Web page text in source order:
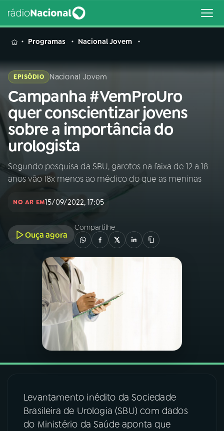
MENU
Buscar
na
Rádio
Nacional
Buscar
01INÍCIO
PROGRAMAÇÃO
PROGRAMAS
PODCASTS
VIDEOCASTS
08FESTIVAL DE MÚSICA
Programas Nacional Jovem
EPISÓDIO Nacional Jovem
Campanha #VemProUro
quer conscientizar jovens
sobre a importância do
urologista
Segundo pesquisa da SBU, garotos na faixa de 12 a 18
anos vão 18x menos ao médico do que as meninas
NO AR EM15/09/2022, 17:05
Ouça agora
Compartilhe
Levantamento inédito da Sociedade
Brasileira de Urologia (SBU) com dados
do Ministério da Saúde aponta que